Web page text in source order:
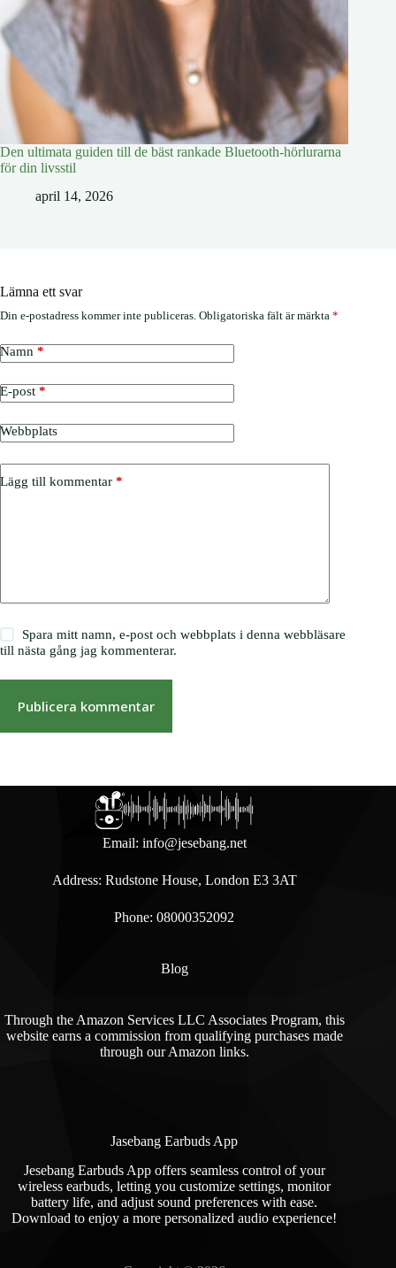
Den ultimata guiden till de bäst rankade Bluetooth-hörlurarna
för din livsstil
april 14, 2026
Lämna ett svar
Din e-postadress kommer inte publiceras. Obligatoriska fält är märkta *
Namn *
E-post *
Webbplats
Lägg till kommentar *
Spara mitt namn, e-post och webbplats i denna webbläsare
till nästa gång jag kommenterar.
Publicera kommentar
Email: info@jesebang.net
Address: Rudstone House, London E3 3AT
Phone: 08000352092
Blog
Through the Amazon Services LLC Associates Program, this
website earns a commission from qualifying purchases made
through our Amazon links.
Jasebang Earbuds App
Jesebang Earbuds App offers seamless control of your
wireless earbuds, letting you customize settings, monitor
battery life, and adjust sound preferences with ease.
Download to enjoy a more personalized audio experience!